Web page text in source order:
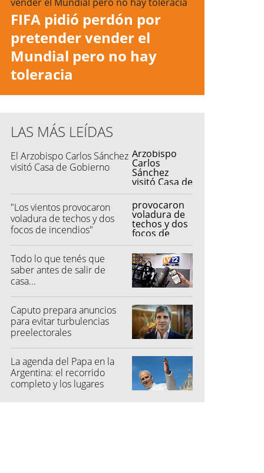
FIFA pidió perdón por
pretender vender el
Mundial pero no hay
toleracia
LAS MÁS LEÍDAS
El Arzobispo Carlos Sánchez
visitó Casa de Gobierno
"Los vientos provocaron
voladura de techos y dos
focos de incendios"
Todo lo que tenés que
saber antes de salir de
casa...
Caputo prepara anuncios
para evitar turbulencias
preelectorales
La agenda del Papa en la
Argentina: el recorrido
completo y los lugares